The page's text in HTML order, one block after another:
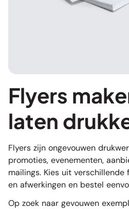
Flyers
laten
Flyers zijn ongevouwen
promoties, evenementen,
mailings. Kies uit
en afwerkingen en bestel
Op zoek naar gevouwen